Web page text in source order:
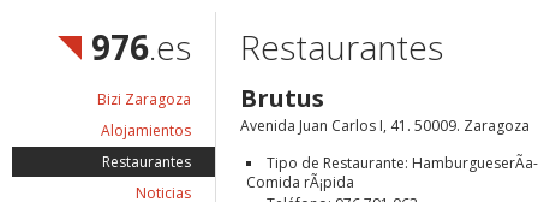
976.es
Bizi Zaragoza
Alojamientos
Restaurantes
Noticias
Restaurantes
Brutus
Avenida Juan Carlos I, 41. 50009. Zaragoza
Tipo de Restaurante:
Comida rÃ¡pida